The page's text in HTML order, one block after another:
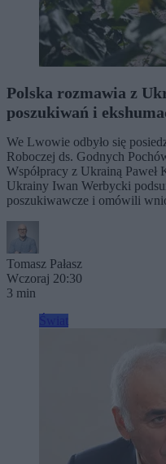
Polska rozmawia z
poszukiwań i
We Lwowie odbyło się
Roboczej ds. Godnych
Współpracy z Ukrainą
Ukrainy Iwan Werbycki
poszukiwawcze i omówili
Tomasz Pałasz
Wczoraj 20:30
3 min